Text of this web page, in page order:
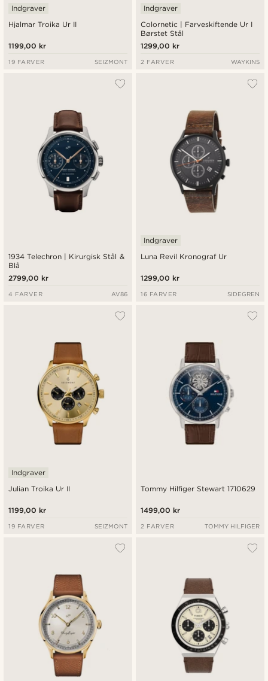
Hjalmar Troika Ur II
Indgraver
1199,00 kr
19 FARVER SEIZMONT
Colornetic | Farveskiftende Ur I
Børstet Stål
Indgraver
1299,00 kr
2 FARVER WAYKINS
1934 Telechron | Kirurgisk Stål &
Blå
2799,00 kr
4 FARVER AV86
Luna Revil Kronograf Ur
Indgraver
1299,00 kr
16 FARVER SIDEGREN
Julian Troika Ur II
Indgraver
1199,00 kr
19 FARVER SEIZMONT
Tommy Hilfiger Stewart 1710629
1499,00 kr
2 FARVER TOMMY HILFIGER